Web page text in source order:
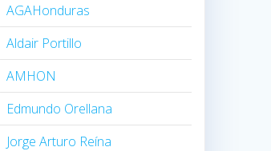
AGAHonduras
Aldair Portillo
AMHON
Edmundo Orellana
Jorge Arturo Reína